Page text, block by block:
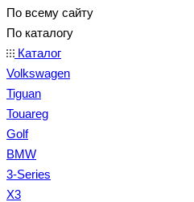
По всему сайту
По каталогу
Каталог
Volkswagen
Tiguan
Touareg
Golf
BMW
3-Series
X3